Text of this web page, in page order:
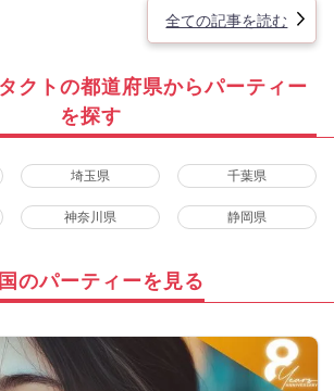
全ての記事を読む
クトの都道府県からパーティー
を探す
埼玉県 千葉県
神奈川県 静岡県
のパーティーを見る